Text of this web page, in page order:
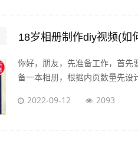
18岁相册制作diy视频(如
你好，朋友，先准备工作，首先
备一本相册，根据内页数量先设
2022-09-12 2093